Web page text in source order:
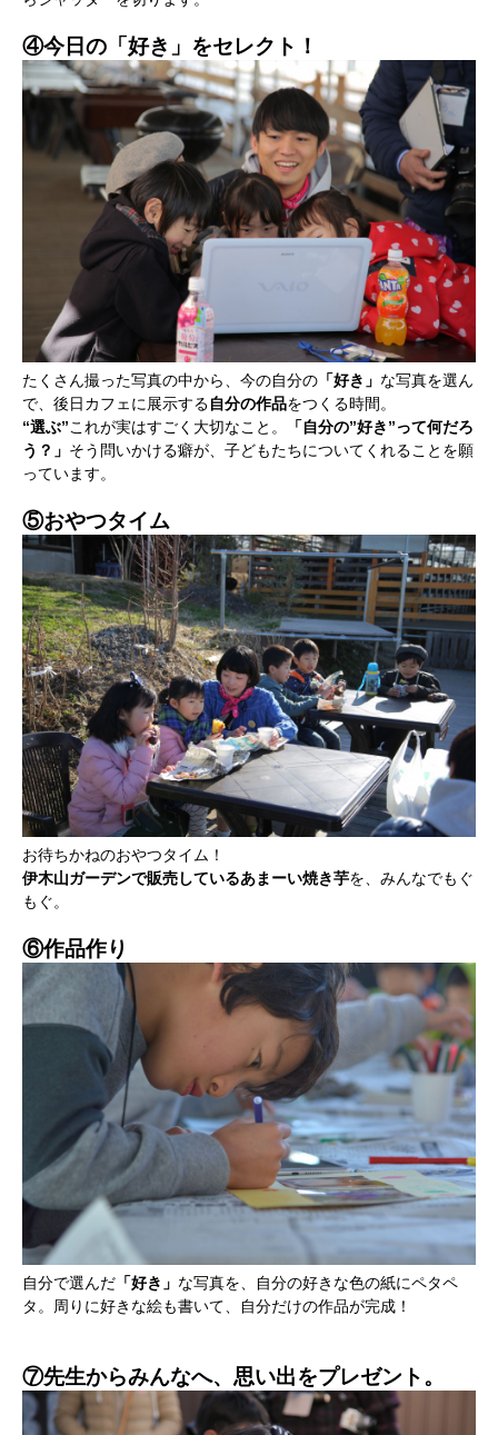
活動内容
寄り合い
会社概要
お問い合わせ
Instagram 最新のイベント情報を発信中
かかみがはら暮らし委員会とは？ メンバー図鑑 活動内容 寄り合
④今日の「好き」をセレクト！
たくさん撮った写真の中から、今の自分の 「好き」 な写真を選ん
で、後日カフェに展示する自分の作品をつくる時間。
“選ぶ”これが実はすごく大切なこと。
「自分の”好き”って何だろ
う？」 そう問いかける癖が、子どもたちについてくれることを願
っています。
⑤おやつタイム
お待ちかねのおやつタイム！
伊木山ガーデンで販売しているあまーい焼き芋を、みんなでもぐ
もぐ。
⑥作品作り
自分で選んだ 「好き」 な写真を、自分の好きな色の紙にペタペ
タ。周りに好きな絵も書いて、自分だけの作品が完成！
⑦先生からみんなへ、思い出をプレゼント。